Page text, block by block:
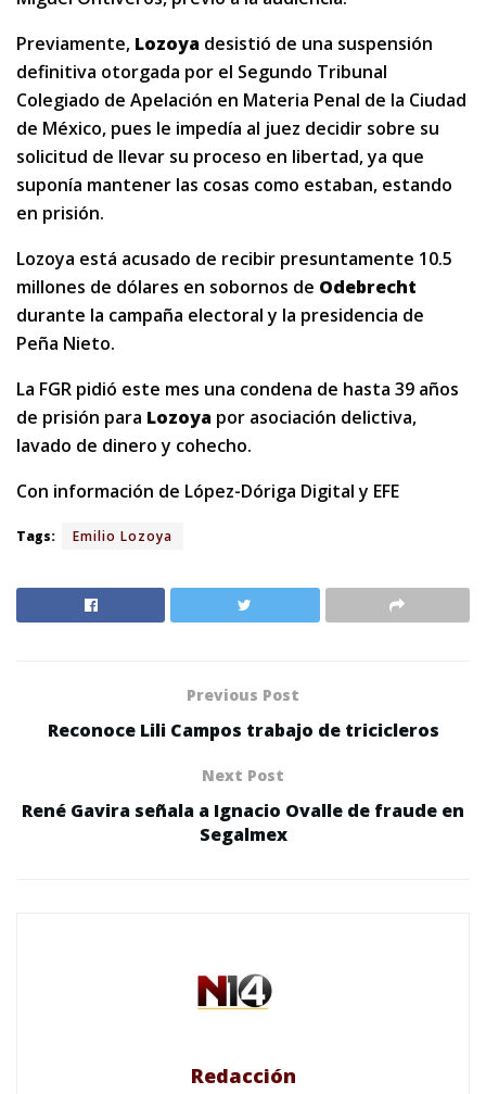
Previamente, Lozoya desistió de una suspensión
definitiva otorgada por el Segundo Tribunal
Colegiado de Apelación en Materia Penal de la Ciudad
de México, pues le impedía al juez decidir sobre su
solicitud de llevar su proceso en libertad, ya que
suponía mantener las cosas como estaban, estando
en prisión.
Lozoya está acusado de recibir presuntamente 10.5
millones de dólares en sobornos de Odebrecht
durante la campaña electoral y la presidencia de
Peña Nieto.
La FGR pidió este mes una condena de hasta 39 años
de prisión para Lozoya por asociación delictiva,
lavado de dinero y cohecho.
Con información de López-Dóriga Digital y EFE
Tags: Emilio Lozoya
Previous Post
Reconoce Lili Campos trabajo de tricicleros
Next Post
René Gavira señala a Ignacio Ovalle de fraude en
Segalmex
Redacción